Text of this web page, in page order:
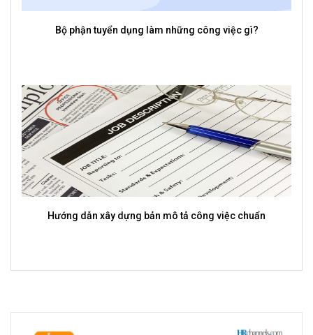
Bộ phận tuyển dụng làm những công việc gì?
Hướng dẫn xây dựng bản mô tả công việc chuẩn